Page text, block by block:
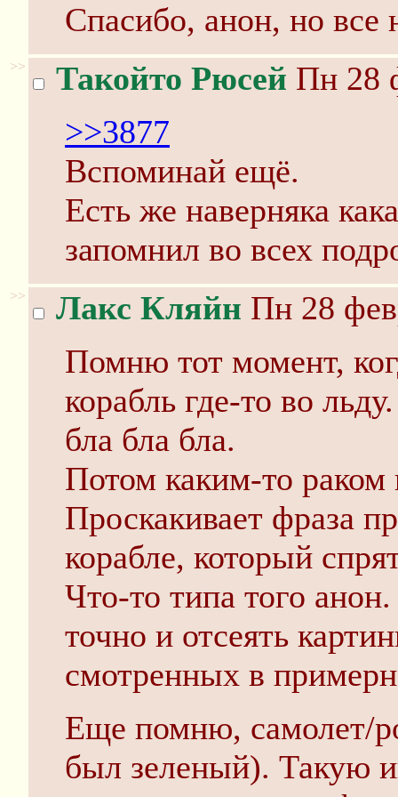
Спасибо, анон, но все
>> Такойто Рюсей Пн 28
>>3877
Вспоминай ещё.
Есть же наверняка
запомнил во всех
>> Лакс Кляйн Пн 28
Помню тот момент,
корабль где-то во
бла бла бла.
Потом каким-то раком
Проскакивает фраза
корабле, который
Что-то типа того
точно и отсеять
смотренных в
Еще помню, самолет/
был зеленый). Такую